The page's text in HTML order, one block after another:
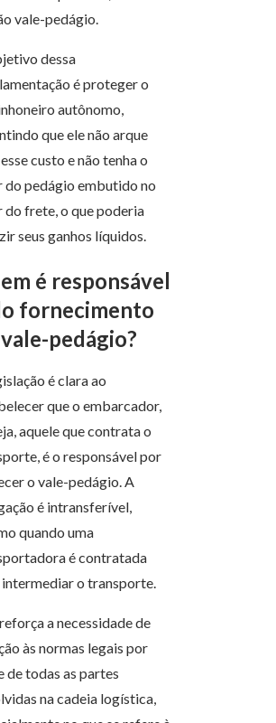
vale-pedágio.
dessa
é proteger o
autônomo,
que ele não arque
custo e não tenha o
do pedágio embutido no
do frete, o que poderia
seus ganhos líquidos.
é responsável
fornecimento
pedágio?
é clara ao
que o embarcador,
aquele que contrata o
é o responsável por
o vale-pedágio. A
é intransferível,
quando uma
é contratada
o transporte.
a necessidade de
às normas legais por
de todas as partes
na cadeia logística,